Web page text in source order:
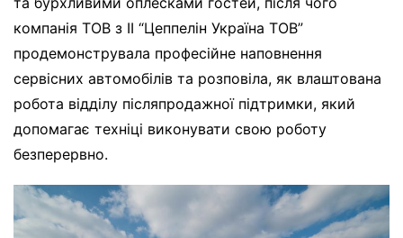
компанія ТОВ з ІІ “Цеппелін Україна ТОВ”
продемонструвала професійне наповнення
сервісних автомобілів та розповіла, як влаштована
робота відділу післяпродажної підтримки, який
допомагає техніці виконувати свою роботу
безперервно.